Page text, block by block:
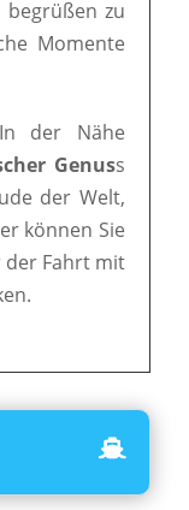
zu
Momente
der Nähe
Genuss
der Welt,
können Sie
Fahrt mit